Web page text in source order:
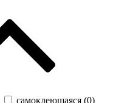
самоклеющаяся (0)